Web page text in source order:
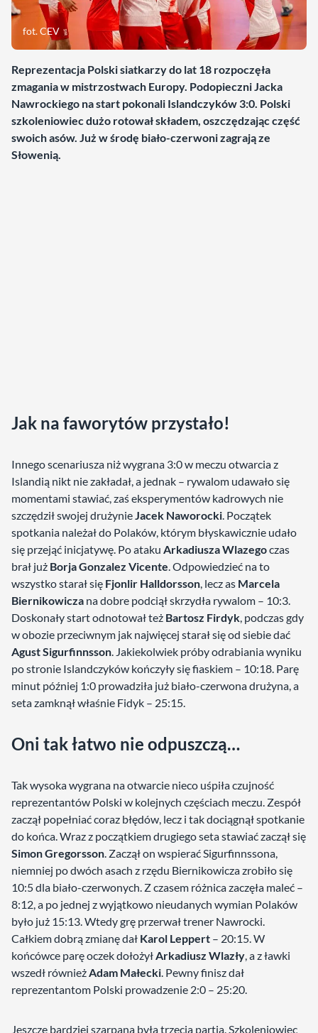
fot. CEV
Reprezentacja Polski siatkarzy do lat 18 rozpoczęła
zmagania w mistrzostwach Europy. Podopieczni Jacka
Nawrockiego na start pokonali Islandczyków 3:0. Polski
szkoleniowiec dużo rotował składem, oszczędzając część
swoich asów. Już w środę biało-czerwoni zagrają ze
Słowenią.
Jak na faworytów przystało!
Innego scenariusza niż wygrana 3:0 w meczu otwarcia z
Islandią nikt nie zakładał, a jednak – rywalom udawało się
momentami stawiać, zaś eksperymentów kadrowych nie
szczędził swojej drużynieJacek Naworocki. Początek
spotkania należał do Polaków, którym błyskawicznie udało
się przejąć inicjatywę. Po ataku Arkadiusza Wlazegoczas
brał już Borja Gonzalez Vicente. Odpowiedzieć na to
wszystko starał się Fjonlir Halldorsson, lecz as Marcela
Biernikowicza na dobre podciął skrzydła rywalom – 10:3.
Doskonały start odnotował też Bartosz Firdyk, podczas gdy
w obozie przeciwnym jak najwięcej starał się od siebie dać
Agust Sigurfinnsson. Jakiekolwiek próby odrabiania wyniku
po stronie Islandczyków kończyły się fiaskiem – 10:18. Parę
minut później 1:0 prowadziła już biało-czerwona drużyna, a
seta zamknął właśnie Fidyk – 25:15.
Oni tak łatwo nie odpuszczą…
Tak wysoka wygrana na otwarcie nieco uśpiła czujność
reprezentantów Polski w kolejnych częściach meczu. Zespół
zaczął popełniać coraz błędów, lecz i tak dociągnął spotkanie
do końca. Wraz z początkiem drugiego seta stawiać zaczął się
Simon Gregorsson. Zaczął on wspierać Sigurfinnssona,
niemniej po dwóch asach z rzędu Biernikowicza zrobiło się
10:5 dla biało-czerwonych. Z czasem różnica zaczęła maleć –
8:12, a po jednej z wyjątkowo nieudanych wymian Polaków
było już 15:13. Wtedy grę przerwał trener Nawrocki.
Całkiem dobrą zmianę dał Karol Leppert – 20:15. W
końcówce parę oczek dołożyłArkadiusz Wlazły, a z ławki
wszedł równieżAdam Małecki. Pewny finisz dał
reprezentantom Polski prowadzenie 2:0 – 25:20.
Jeszcze bardziej szarpana była trzecia partia. Szkoleniowiec